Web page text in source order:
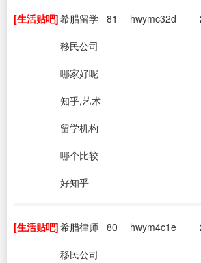
[生活贴吧]希腊留学
移民公司
哪家好呢
知乎,艺术
留学机构
哪个比较
好知乎
81 hwymc32d
[生活贴吧]希腊律师
移民公司
80 hwym4c1e